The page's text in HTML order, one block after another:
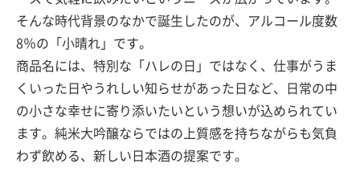
そんな時代背景のなかで誕生したのが、アルコール度数
8％の「小晴れ」です。
商品名には、特別な「ハレの日」ではなく、仕事がうま
くいった日やうれしい知らせがあった日など、日常の中
の小さな幸せに寄り添いたいという想いが込められてい
ます。純米大吟醸ならではの上質感を持ちながらも気負
わず飲める、新しい日本酒の提案です。